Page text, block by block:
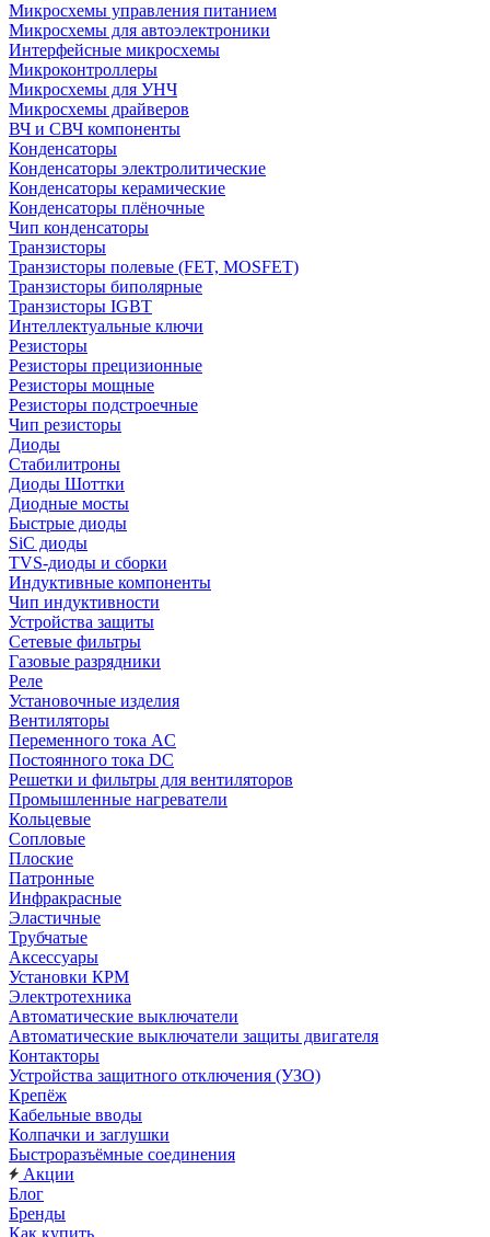
Микросхемы управления питанием
Микросхемы для автоэлектроники
Интерфейсные микросхемы
Микроконтроллеры
Микросхемы для УНЧ
Микросхемы драйверов
ВЧ и СВЧ компоненты
Конденсаторы
Конденсаторы электролитические
Конденсаторы керамические
Конденсаторы плёночные
Чип конденсаторы
Транзисторы
Транзисторы полевые (FET, MOSFET)
Транзисторы биполярные
Транзисторы IGBT
Интеллектуальные ключи
Резисторы
Резисторы прецизионные
Резисторы мощные
Резисторы подстроечные
Чип резисторы
Диоды
Стабилитроны
Диоды Шоттки
Диодные мосты
Быстрые диоды
SiC диоды
TVS-диоды и сборки
Индуктивные компоненты
Чип индуктивности
Устройства защиты
Сетевые фильтры
Газовые разрядники
Реле
Установочные изделия
Вентиляторы
Переменного тока AC
Постоянного тока DC
Решетки и фильтры для вентиляторов
Промышленные нагреватели
Кольцевые
Сопловые
Плоские
Патронные
Инфракрасные
Эластичные
Трубчатые
Аксессуары
Установки КРМ
Электротехника
Автоматические выключатели
Автоматические выключатели защиты двигателя
Контакторы
Устройства защитного отключения (УЗО)
Крепёж
Кабельные вводы
Колпачки и заглушки
Быстроразъёмные соединения
Акции
Блог
Бренды
Как купить